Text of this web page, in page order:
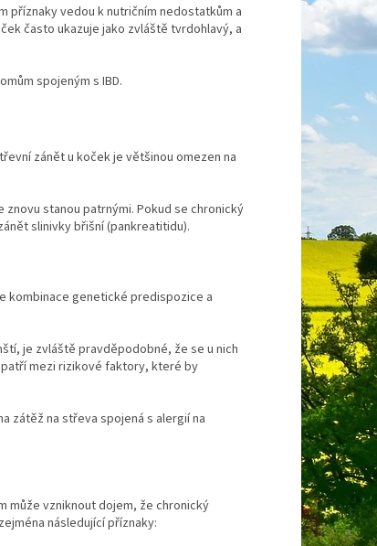
příznaky vedou k nutričním nedostatkům a
často ukazuje jako zvláště tvrdohlavý, a
spojeným s IBD.
zánět u koček je většinou omezen na
znovu stanou patrnými. Pokud se chronický
slinivky břišní (pankreatitidu).
kombinace genetické predispozice a
je zvláště pravděpodobné, že se u nich
mezi rizikové faktory, které by
zátěž na střeva spojená s alergií na
může vzniknout dojem, že chronický
následující příznaky: